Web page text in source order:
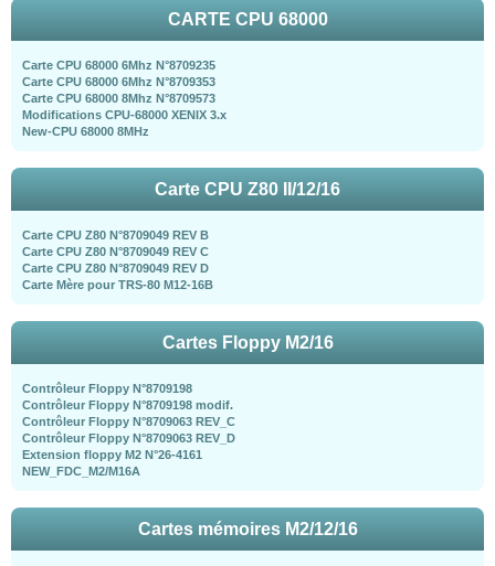
CARTE CPU 68000
Carte CPU 68000 6Mhz N°8709235
Carte CPU 68000 6Mhz N°8709353
Carte CPU 68000 8Mhz N°8709573
Modifications CPU-68000 XENIX 3.x
New-CPU 68000 8MHz
Carte CPU Z80 II/12/16
Carte CPU Z80 N°8709049 REV B
Carte CPU Z80 N°8709049 REV C
Carte CPU Z80 N°8709049 REV D
Carte Mère pour TRS-80 M12-16B
Cartes Floppy M2/16
Contrôleur Floppy N°8709198
Contrôleur Floppy N°8709198 modif.
Contrôleur Floppy N°8709063 REV_C
Contrôleur Floppy N°8709063 REV_D
Extension floppy M2 N°26-4161
NEW_FDC_M2/M16A
Cartes mémoires M2/12/16